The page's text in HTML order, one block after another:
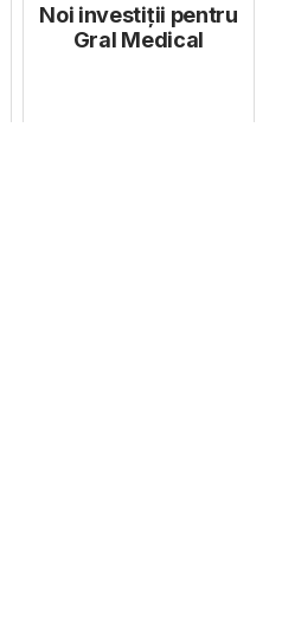
Noi investiții pentru
Gral Medical